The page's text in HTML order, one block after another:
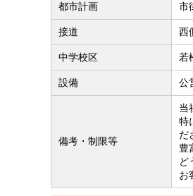
都市計画 市
接道 西
中学校区 若
設備 公
備考・制限等
当
特
だ
豊
ど
お